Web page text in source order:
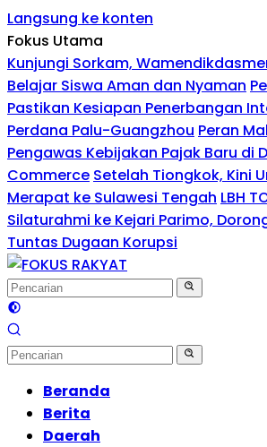
Langsung ke konten
Fokus Utama
Kunjungi Sorkam,
Belajar Siswa Aman dan Nyaman
Pastikan Kesiapan Penerbangan
Perdana Palu-Guangzhou Peran
Pengawas Kebijakan Pajak Baru di
Commerce Setelah Tiongkok, Kini
Merapat ke Sulawesi Tengah LBH
Silaturahmi ke Kejari Parimo,
Tuntas Dugaan Korupsi
Beranda
Berita
Daerah